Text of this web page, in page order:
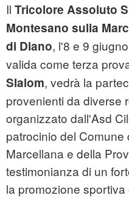
Il Tricolore Assoluto
Montesano sulla
di Diano, l'8 e 9
valida come terza
Slalom, vedrà la
provenienti da diverse
organizzato dall'Asd
patrocinio del
Marcellana e della
testimonianza di un
la promozione sportiva